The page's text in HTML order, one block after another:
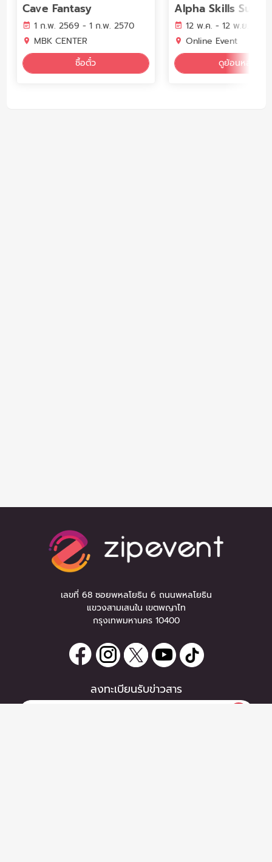
Cave Fantasy
1 ก.พ. 2569 - 1 ก.พ. 2570
MBK CENTER
ซื้อตั๋ว
12 พ.ค. - 12 พ.ย. 2569
Online Event
ดูย้อนหลัง
เลขที่ 68 ซอยพหลโยธิน 6 ถนนพหลโยธิน
แขวงสามเสนใน เขตพญาไท
กรุงเทพมหานคร 10400
ลงทะเบียนรับข่าวสาร